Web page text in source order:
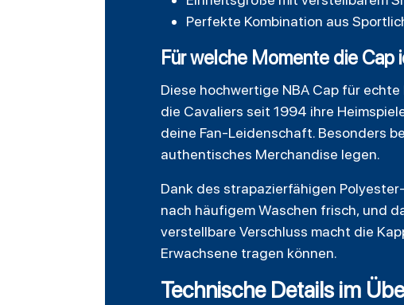
Perfekte Kombination aus
Für welche Momente die Cap
Diese hochwertige NBA Cap für
die Cavaliers seit 1994 ihre
deine Fan-Leidenschaft. Besonders
authentisches Merchandise legen.
Dank des strapazierfähigen
nach häufigem Waschen frisch, und
verstellbare Verschluss macht die
Erwachsene tragen können.
Technische Details im